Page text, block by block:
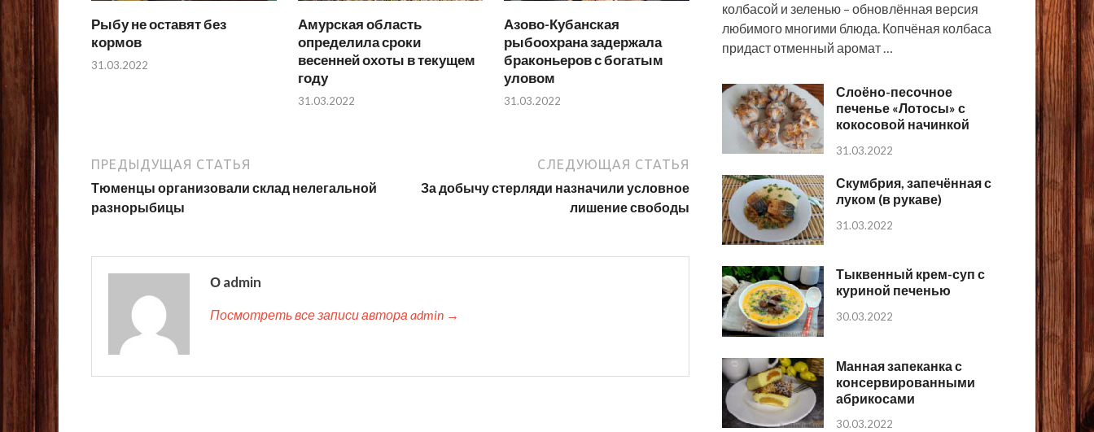
Рыбу не оставят без
кормов
31.03.2022
Амурская область
определила сроки
весенней охоты в текущем
году
31.03.2022
Азово-Кубанская
рыбоохрана задержала
браконьеров с богатым
уловом
31.03.2022
ПРЕДЫДУЩАЯ СТАТЬЯ
Тюменцы организовали склад нелегальной
разнорыбицы
СЛЕДУЮЩАЯ СТАТЬЯ
За добычу стерляди назначили условное
лишение свободы
О admin
Посмотреть все записи автора admin →
колбасой и зеленью – обновлённая версия
любимого многими блюда. Копчёная колбаса
придаст отменный аромат …
Слоёно-песочное
печенье «Лотосы» с
кокосовой начинкой
31.03.2022
Скумбрия, запечённая с
луком (в рукаве)
31.03.2022
Тыквенный крем-суп с
куриной печенью
30.03.2022
Манная запеканка с
консервированными
абрикосами
30.03.2022